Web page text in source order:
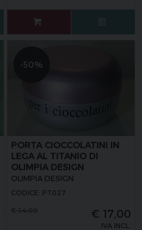
-50%
PORTA CIOCCOLATINI IN
LEGA AL TITANIO DI
OLIMPIA DESIGN
OLIMPIA DESIGN
CODICE: PT027
€ 17,00
IVA INCL.